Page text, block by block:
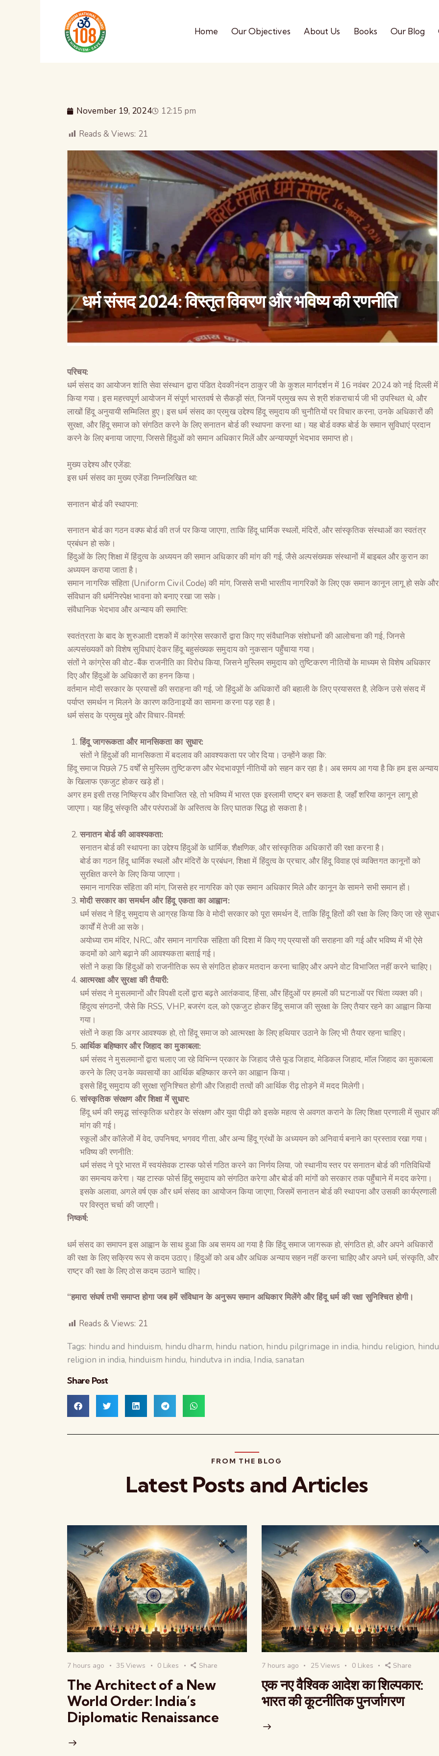
Home Our Objectives About Us Books Our Blog
November 19, 2024 12:15 pm
Reads & Views: 21
धर्म संसद 2024: विस्तृत विवरण और भविष्य की रणनीति
परिचय:
धर्म संसद का आयोजन शांति सेवा संस्थान द्वारा पंडित देवकीनंदन ठाकुर जी के कुशल मार्गदर्शन में 16 नवंबर 2024 को नई दिल्ली में
किया गया। इस महत्त्वपूर्ण आयोजन में संपूर्ण भारतवर्ष से सैकड़ों संत, जिनमें प्रमुख रूप से श्री शंकराचार्य जी भी उपस्थित थे, और
लाखों हिंदू अनुयायी सम्मिलित हुए। इस धर्म संसद का प्रमुख उद्देश्य हिंदू समुदाय की चुनौतियों पर विचार करना, उनके अधिकारों की
सुरक्षा, और हिंदू समाज को संगठित करने के लिए सनातन बोर्ड की स्थापना करना था। यह बोर्ड वक्फ बोर्ड के समान सुविधाएं प्रदान
करने के लिए बनाया जाएगा, जिससे हिंदुओं को समान अधिकार मिलें और अन्यायपूर्ण भेदभाव समाप्त हो।
मुख्य उद्देश्य और एजेंडा:
इस धर्म संसद का मुख्य एजेंडा निम्नलिखित था:
सनातन बोर्ड की स्थापना:
सनातन बोर्ड का गठन वक्फ बोर्ड की तर्ज पर किया जाएगा, ताकि हिंदू धार्मिक स्थलों, मंदिरों, और सांस्कृतिक संस्थाओं का स्वतंत्र
प्रबंधन हो सके।
हिंदुओं के लिए शिक्षा में हिंदुत्व के अध्ययन की समान अधिकार की मांग की गई, जैसे अल्पसंख्यक संस्थानों में बाइबल और कुरान का
अध्ययन कराया जाता है।
समान नागरिक संहिता (Uniform Civil Code) की मांग, जिससे सभी भारतीय नागरिकों के लिए एक समान कानून लागू हो सके और
संविधान की धर्मनिरपेक्ष भावना को बनाए रखा जा सके।
संवैधानिक भेदभाव और अन्याय की समाप्ति:
स्वतंत्रता के बाद के शुरुआती दशकों में कांग्रेस सरकारों द्वारा किए गए संवैधानिक संशोधनों की आलोचना की गई, जिनसे
अल्पसंख्यकों को विशेष सुविधाएं देकर हिंदू बहुसंख्यक समुदाय को नुकसान पहुँचाया गया।
संतों ने कांग्रेस की वोट-बैंक राजनीति का विरोध किया, जिसने मुस्लिम समुदाय को तुष्टिकरण नीतियों के माध्यम से विशेष अधिकार
दिए और हिंदुओं के अधिकारों का हनन किया।
वर्तमान मोदी सरकार के प्रयासों की सराहना की गई, जो हिंदुओं के अधिकारों की बहाली के लिए प्रयासरत है, लेकिन उसे संसद में
पर्याप्त समर्थन न मिलने के कारण कठिनाइयों का सामना करना पड़ रहा है।
धर्म संसद के प्रमुख मुद्दे और विचार-विमर्श:
हिंदू जागरूकता और मानसिकता का सुधार:
संतों ने हिंदुओं की मानसिकता में बदलाव की आवश्यकता पर जोर दिया। उन्होंने कहा कि:
हिंदू समाज पिछले 75 वर्षों से मुस्लिम तुष्टिकरण और भेदभावपूर्ण नीतियों को सहन कर रहा है। अब समय आ गया है कि हम इस अन्याय
के खिलाफ एकजुट होकर खड़े हों।
अगर हम इसी तरह निष्क्रिय और विभाजित रहे, तो भविष्य में भारत एक इस्लामी राष्ट्र बन सकता है, जहाँ शरिया कानून लागू हो
जाएगा। यह हिंदू संस्कृति और परंपराओं के अस्तित्व के लिए घातक सिद्ध हो सकता है।
सनातन बोर्ड की आवश्यकता:
सनातन बोर्ड की स्थापना का उद्देश्य हिंदुओं के धार्मिक, शैक्षणिक, और सांस्कृतिक अधिकारों की रक्षा करना है।
बोर्ड का गठन हिंदू धार्मिक स्थलों और मंदिरों के प्रबंधन, शिक्षा में हिंदुत्व के प्रचार, और हिंदू विवाह एवं व्यक्तिगत कानूनों को
सुरक्षित करने के लिए किया जाएगा।
समान नागरिक संहिता की मांग, जिससे हर नागरिक को एक समान अधिकार मिले और कानून के सामने सभी समान हों।
मोदी सरकार का समर्थन और हिंदू एकता का आह्वान:
धर्म संसद ने हिंदू समुदाय से आग्रह किया कि वे मोदी सरकार को पूरा समर्थन दें, ताकि हिंदू हितों की रक्षा के लिए किए जा रहे
कार्यों में तेजी आ सके।
अयोध्या राम मंदिर, NRC, और समान नागरिक संहिता की दिशा में किए गए प्रयासों की सराहना की गई और भविष्य में भी ऐसे
कदमों को आगे बढ़ाने की आवश्यकता बताई गई।
संतों ने कहा कि हिंदुओं को राजनीतिक रूप से संगठित होकर मतदान करना चाहिए और अपने वोट विभाजित नहीं करने चाहिए।
आत्मरक्षा और सुरक्षा की तैयारी:
धर्म संसद ने मुसलमानों और विपक्षी दलों द्वारा बढ़ते आतंकवाद, हिंसा, और हिंदुओं पर हमलों की घटनाओं पर चिंता व्यक्त की।
हिंदुत्व संगठनों, जैसे कि RSS, VHP, बजरंग दल, को एकजुट होकर हिंदू समाज की सुरक्षा के लिए तैयार रहने का आह्वान किया
गया।
संतों ने कहा कि अगर आवश्यक हो, तो हिंदू समाज को आत्मरक्षा के लिए हथियार उठाने के लिए भी तैयार रहना चाहिए।
आर्थिक बहिष्कार और जिहाद का मुकाबला:
धर्म संसद ने मुसलमानों द्वारा चलाए जा रहे विभिन्न प्रकार के जिहाद जैसे फूड जिहाद, मेडिकल जिहाद, मॉल जिहाद का मुकाबला
करने के लिए उनके व्यवसायों का आर्थिक बहिष्कार करने का आह्वान किया।
इससे हिंदू समुदाय की सुरक्षा सुनिश्चित होगी और जिहादी तत्वों की आर्थिक रीढ़ तोड़ने में मदद मिलेगी।
सांस्कृतिक संरक्षण और शिक्षा में सुधार:
हिंदू धर्म की समृद्ध सांस्कृतिक धरोहर के संरक्षण और युवा पीढ़ी को इसके महत्व से अवगत कराने के लिए शिक्षा प्रणाली में सुधार
मांग की गई।
स्कूलों और कॉलेजों में वेद, उपनिषद, भगवद गीता, और अन्य हिंदू ग्रंथों के अध्ययन को अनिवार्य बनाने का प्रस्ताव रखा गया।
भविष्य की रणनीति:
धर्म संसद ने पूरे भारत में स्वयंसेवक टास्क फोर्स गठित करने का निर्णय लिया, जो स्थानीय स्तर पर सनातन बोर्ड की गतिविधियों
का समन्वय करेगा। यह टास्क फोर्स हिंदू समुदाय को संगठित करेगा और बोर्ड की मांगों को सरकार तक पहुँचाने में मदद करेगा।
इसके अलावा, अगले वर्ष एक और धर्म संसद का आयोजन किया जाएगा, जिसमें सनातन बोर्ड की स्थापना और उसकी कार्यप्रणाली
पर विस्तृत चर्चा की जाएगी।
निष्कर्ष:
धर्म संसद का समापन इस आह्वान के साथ हुआ कि अब समय आ गया है कि हिंदू समाज जागरूक हो, संगठित हो, और अपने अधिकारों
की रक्षा के लिए सक्रिय रूप से कदम उठाए। हिंदुओं को अब और अधिक अन्याय सहन नहीं करना चाहिए और अपने धर्म, संस्कृति, और
राष्ट्र की रक्षा के लिए ठोस कदम उठाने चाहिए।
“हमारा संघर्ष तभी समाप्त होगा जब हमें संविधान के अनुरूप समान अधिकार मिलेंगे और हिंदू धर्म की रक्षा सुनिश्चित होगी।
Reads & Views: 21
Tags: hindu and hinduism, hindu dharm, hindu nation, hindu pilgrimage in india, hindu religion, hindu
religion in india, hinduism hindu, hindutva in india, India,sanatan
Share Post
FROM THE BLOG
Latest Posts and Articles
7 hours ago 35 Views 0 Likes Share
The Architect of a New
World Order: India’s
Diplomatic Renaissance
7 hours ago 25 Views 0 Likes Share
एक नए वैश्विक आदेश का शिल्पकार:
भारत की कूटनीतिक पुनर्जागरण
वैश्विक कुरुक्षेत्र